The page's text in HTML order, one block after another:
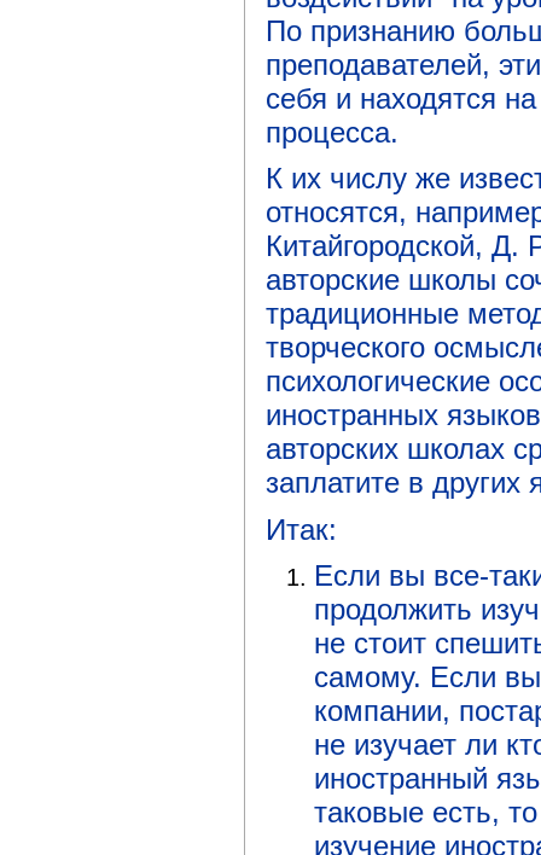
По признанию
преподавателей,
себя и находятся
процесса.
К их числу же
относятся,
Китайгородской, Д.
авторские школы
традиционные
творческого
психологические
иностранных
авторских школах
заплатите в других
Итак:
Если вы все-
продолжить
не стоит
самому. Если вы
компании,
не изучает ли
иностранный
таковые есть,
изучение